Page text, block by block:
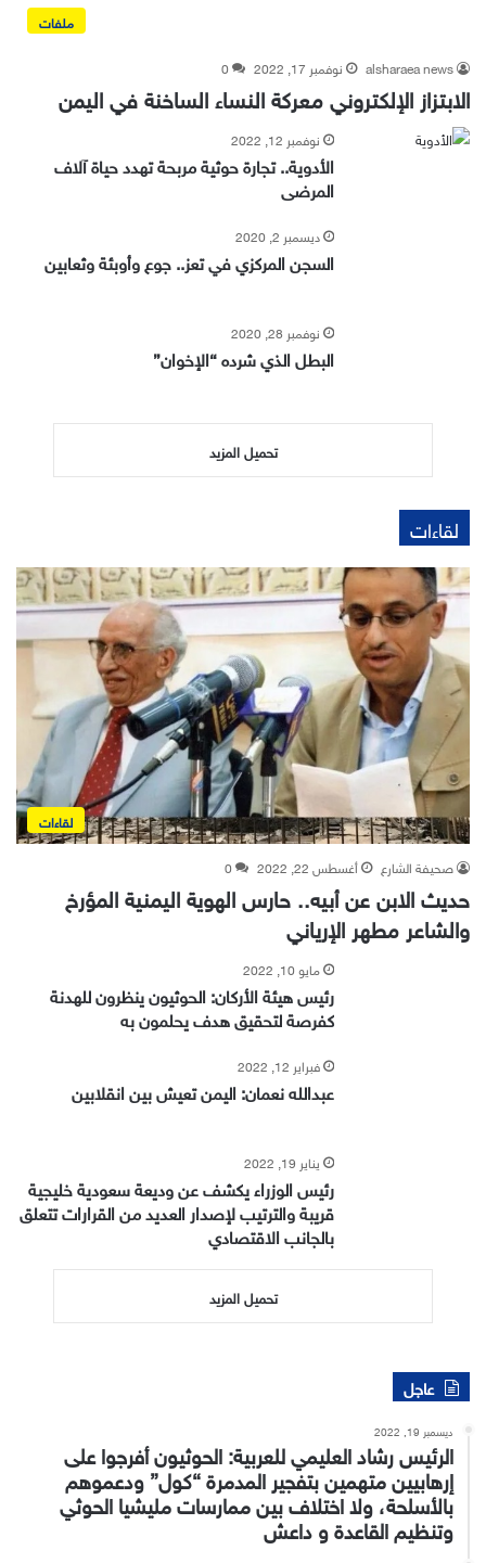
ملفات
alsharaea news نوفمبر 17, 2022 0
الابتزاز الإلكتروني معركة النساء الساخنة في اليمن
نوفمبر 12, 2022
الأدوية.. تجارة حوثية مربحة تهدد حياة آلاف
المرضى
ديسمبر 2, 2020
السجن المركزي في تعز.. جوع وأوبئة وثعابين
نوفمبر 28, 2020
البطل الذي شرده “الإخوان”
تحميل المزيد
لقاءات
لقاءات
صحيفة الشارع أغسطس 22, 2022 0
حديث الابن عن أبيه.. حارس الهوية اليمنية المؤرخ
والشاعر مطهر الإرياني
مايو 10, 2022
رئيس هيئة الأركان: الحوثيون ينظرون للهدنة
كفرصة لتحقيق هدف يحلمون به
فبراير 12, 2022
عبدالله نعمان: اليمن تعيش بين انقلابين
يناير 19, 2022
رئيس الوزراء يكشف عن وديعة سعودية خليجية
قريبة والترتيب لإصدار العديد من القرارات تتعلق
بالجانب الاقتصادي
تحميل المزيد
عاجل
ديسمبر 19, 2022
الرئيس رشاد العليمي للعربية: الحوثيون أفرجوا على
إرهابيين متهمين بتفجير المدمرة “كول” ودعموهم
بالأسلحة، ولا اختلاف بين ممارسات مليشيا الحوثي
وتنظيم القاعدة و داعش